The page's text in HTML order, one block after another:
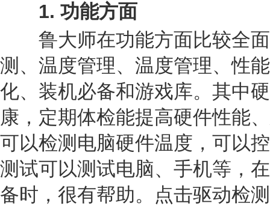
1. 功能方面
鲁大师在功能方面比较全面
测、温度管理、温度管理、性
化、装机必备和游戏库。其中
康，定期体检能提高硬件性能
可以检测电脑硬件温度，可以
测试可以测试电脑、手机等，
备时，很有帮助。点击驱动检